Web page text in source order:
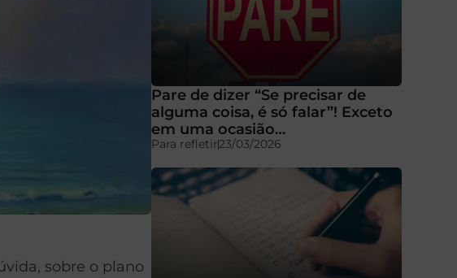
sobre o plano
Pare de dizer “Se precisar de
alguma coisa, é só falar”! Exceto
em uma ocasião…
Para refletir23/03/2026